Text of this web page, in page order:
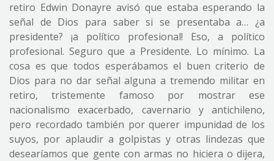
retiro Edwin Donayre avisó que estaba esperando la
señal de Dios para saber si se presentaba a… ¿a
presidente? ¡a político profesional! Eso, a político
profesional. Seguro que a Presidente. Lo mínimo. La
cosa es que todos esperábamos el buen criterio de
Dios para no dar señal alguna a tremendo militar en
retiro, tristemente famoso por mostrar ese
nacionalismo exacerbado, cavernario y antichileno,
pero recordado también por querer impunidad de los
suyos, por aplaudir a golpistas y otras lindezas que
desearíamos que gente con armas no hiciera o dijera,